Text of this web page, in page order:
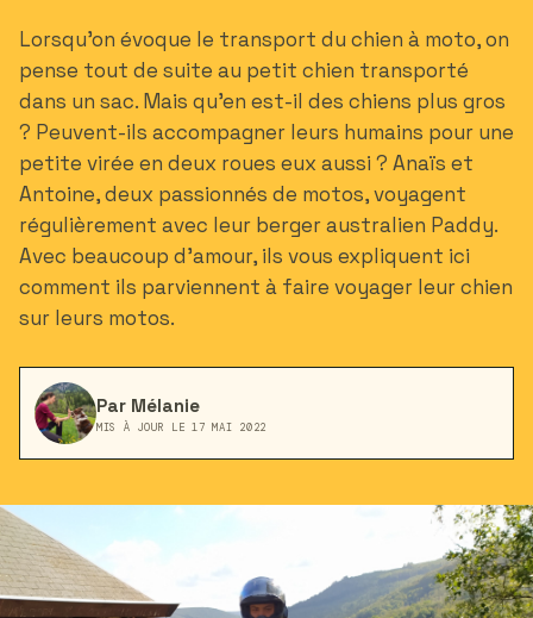
Lorsqu'on évoque le transport du chien à moto, on
pense tout de suite au petit chien transporté
dans un sac. Mais qu'en est-il des chiens plus gros
? Peuvent-ils accompagner leurs humains pour une
petite virée en deux roues eux aussi ? Anaïs et
Antoine, deux passionnés de motos, voyagent
régulièrement avec leur berger australien Paddy.
Avec beaucoup d'amour, ils vous expliquent ici
comment ils parviennent à faire voyager leur chien
sur leurs motos.
Par Mélanie
MIS À JOUR LE 17 MAI 2022